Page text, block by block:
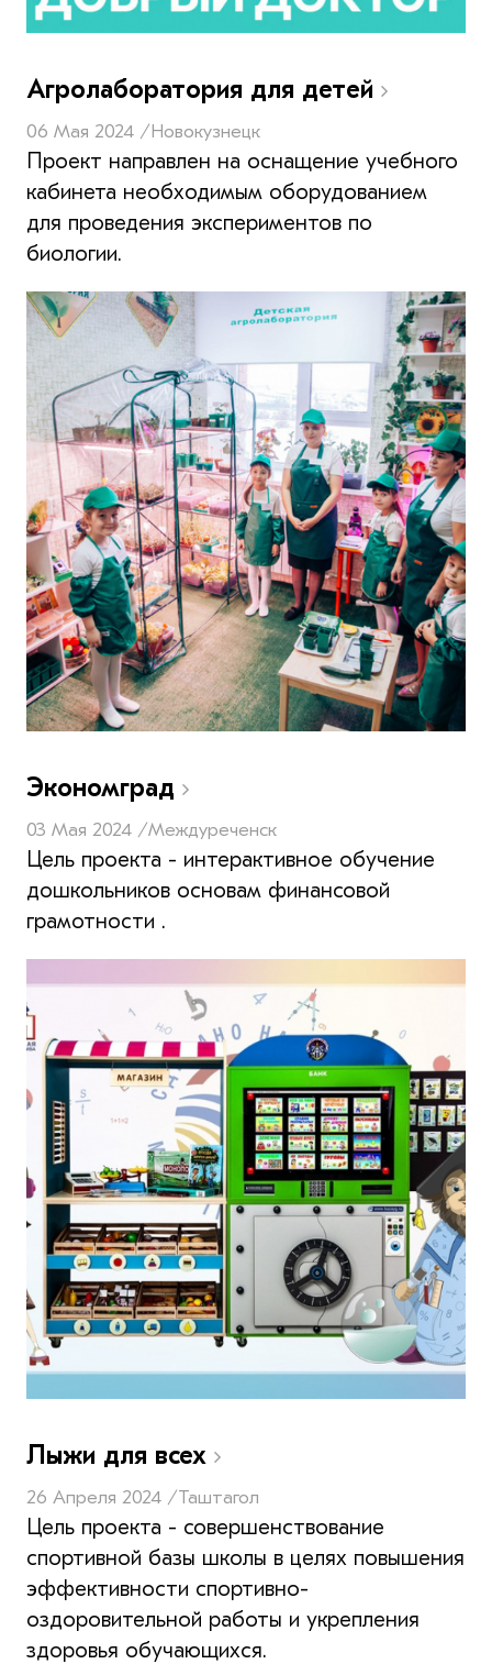
Агролаборатория для детей
06 Мая 2024 /Новокузнецк
Проект направлен на оснащение учебного
кабинета необходимым оборудованием
для проведения экспериментов по
биологии.
Экономград
03 Мая 2024 /Междуреченск
Цель проекта - интерактивное обучение
дошкольников основам финансовой
грамотности .
Лыжи для всех
26 Апреля 2024 /Таштагол
Цель проекта - совершенствование
спортивной базы школы в целях повышения
эффективности спортивно-
оздоровительной работы и укрепления
здоровья обучающихся.